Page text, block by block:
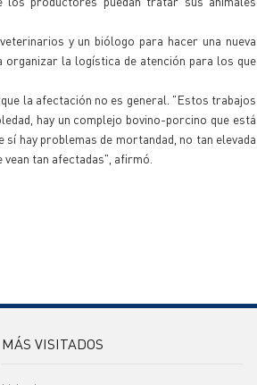
y un biólogo para hacer una nueva
la logística de atención para los que
la afectación no es general. "Estos trabajos
hay un complejo bovino-porcino que está
hay problemas de mortandad, no tan elevada
tan afectadas", afirmó.
MÁS VISITADOS